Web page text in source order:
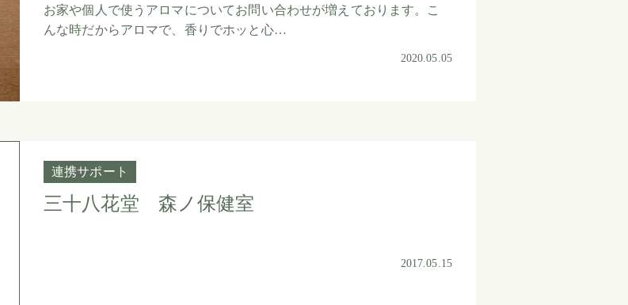
お家や個人で使うアロマについてお問い合わせが増えております。こ
んな時だからアロマで、香りでホッと心…
2020.05.05
連携サポート
三十八花堂 森ノ保健室
2017.05.15